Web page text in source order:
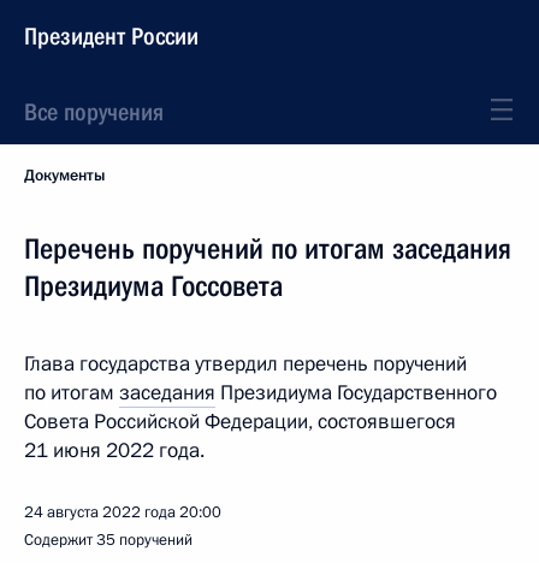
Президент России
Все поручения
Документы
Перечень поручений по итогам заседания
Президиума Госсовета
Глава государства утвердил перечень поручений
по итогам заседания Президиума Государственного
Совета Российской Федерации, состоявшегося
21 июня 2022 года.
24 августа 2022 года20:00
Содержит 35 поручений